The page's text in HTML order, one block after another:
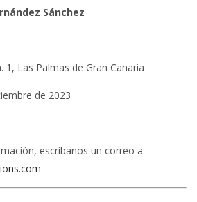
Sánchez
1, Las Palmas de Gran Canaria
de 2023
escríbanos un correo a: